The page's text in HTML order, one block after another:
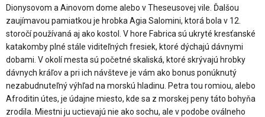
Dionysovom a Ainovom dome alebo v Theseusovej vile. Ďalšou
zaujímavou pamiatkou je hrobka Agia Salomini, ktorá bola v 12.
storočí používaná aj ako kostol. V hore Fabrica sú ukryté kresťanské
katakomby plné stále viditeľných fresiek, ktoré dýchajú dávnymi
dobami. V okolí mesta sú početné skaliská, ktoré skrývajú hrobky
dávnych kráľov a pri ich návšteve je vám ako bonus ponúknutý
nezabudnuteľný výhľad na morskú hladinu. Petra tou romiou, alebo
Afroditin útes, je údajne miesto, kde sa z morskej peny táto bohyňa
zrodila. Miestni ju uctievajú nie ako sochu, ale v podobe oválneho